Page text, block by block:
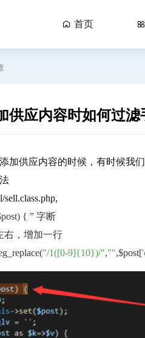
 首页 
供应内容时如何过滤
加供应内容的时候，有时候我
{ ” 字断
右，增加一行
"/1([0-9]{10})/","",$post[